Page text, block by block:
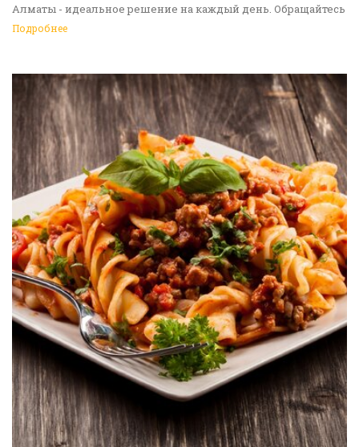
Алматы - идеальное решение на каждый день. Обращайтесь
к нам!
Подробнее